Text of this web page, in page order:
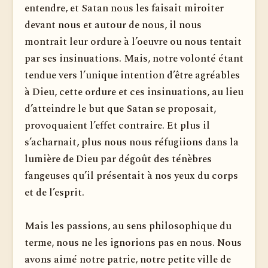
entendre, et Satan nous les faisait miroiter
devant nous et autour de nous, il nous
montrait leur ordure à l’oeuvre ou nous tentait
par ses insinuations. Mais, notre volonté étant
tendue vers l’unique intention d’être agréables
à Dieu, cette ordure et ces insinuations, au lieu
d’atteindre le but que Satan se proposait,
provoquaient l’effet contraire. Et plus il
s’acharnait, plus nous nous réfugiions dans la
lumière de Dieu par dégoût des ténèbres
fangeuses qu’il présentait à nos yeux du corps
et de l’esprit.
Mais les passions, au sens philosophique du
terme, nous ne les ignorions pas en nous. Nous
avons aimé notre patrie, notre petite ville de